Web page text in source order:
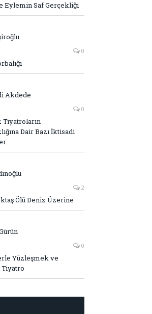
Eylemin Saf Gerçekliği
0
Akdede
0
Tiyatroların
Dair Bazı İktisadi
2
Ölü Deniz Üzerine
0
Yüzleşmek ve